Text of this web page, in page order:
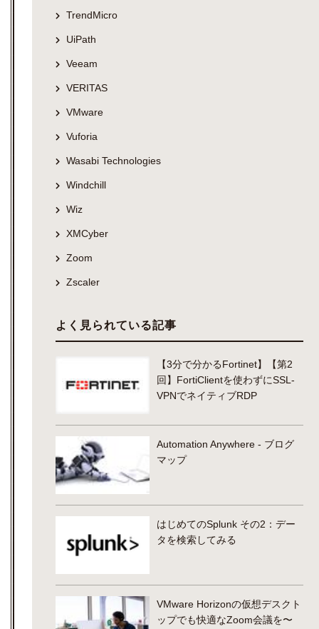
TrendMicro
UiPath
Veeam
VERITAS
VMware
Vuforia
Wasabi Technologies
Windchill
Wiz
XMCyber
Zoom
Zscaler
よく見られている記事
【3分で分かるFortinet】【第2
回】FortiClientを使わずにSSL-
VPNでネイティブRDP
Automation Anywhere - ブログ
マップ
はじめてのSplunk その2：デー
タを検索してみる
VMware Horizonの仮想デスクト
ップでも快適なZoom会議を〜